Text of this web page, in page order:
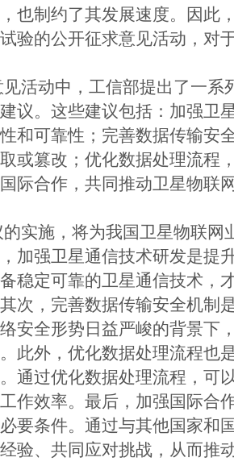
也制约了其发展速度。因此
验的公开征求意见活动，对
活动中，工信部提出了一系
议。这些建议包括：加强卫
和可靠性；完善数据传输安
或篡改；优化数据处理流程
际合作，共同推动卫星物联
实施，将为我国卫星物联网
加强卫星通信技术研发是提
稳定可靠的卫星通信技术，
次，完善数据传输安全机制
安全形势日益严峻的背景下
此外，优化数据处理流程也
通过优化数据处理流程，可
作效率。最后，加强国际合
要条件。通过与其他国家和
验、共同应对挑战，从而推